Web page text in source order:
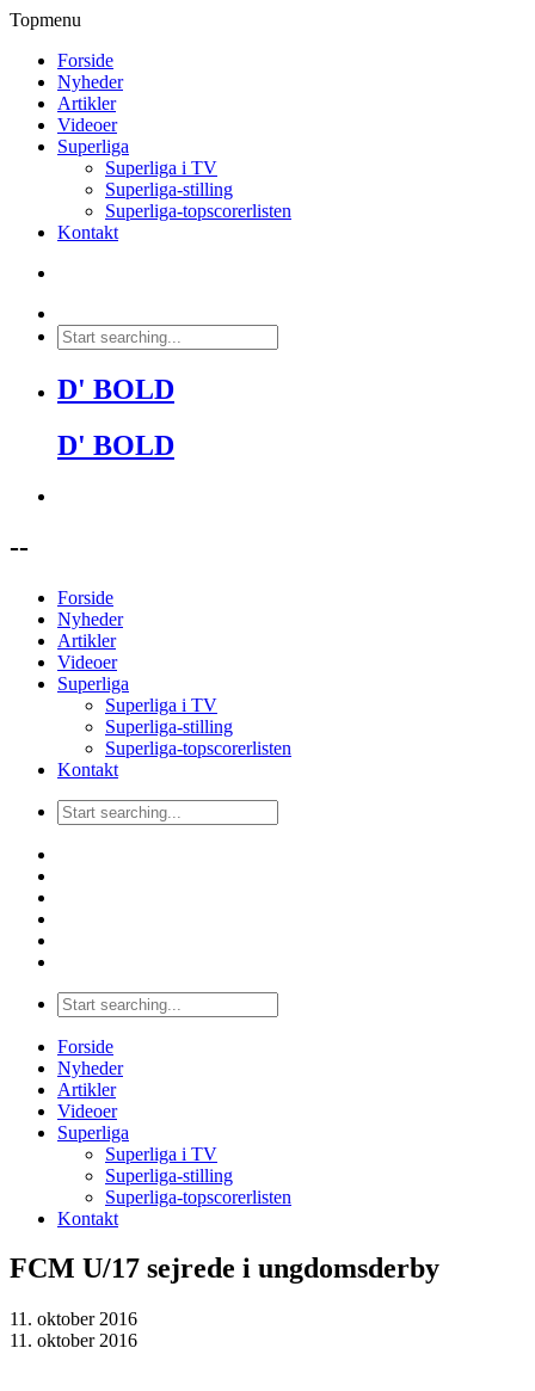
Topmenu
Forside
Nyheder
Artikler
Videoer
Superliga
Superliga i TV
Superliga-stilling
Superliga-topscorerlisten
Kontakt
D' BOLD
D' BOLD
--
Forside
Nyheder
Artikler
Videoer
Superliga
Superliga i TV
Superliga-stilling
Superliga-topscorerlisten
Kontakt
Forside
Nyheder
Artikler
Videoer
Superliga
Superliga i TV
Superliga-stilling
Superliga-topscorerlisten
Kontakt
FCM U/17 sejrede i ungdomsderby
11. oktober 2016
11. oktober 2016